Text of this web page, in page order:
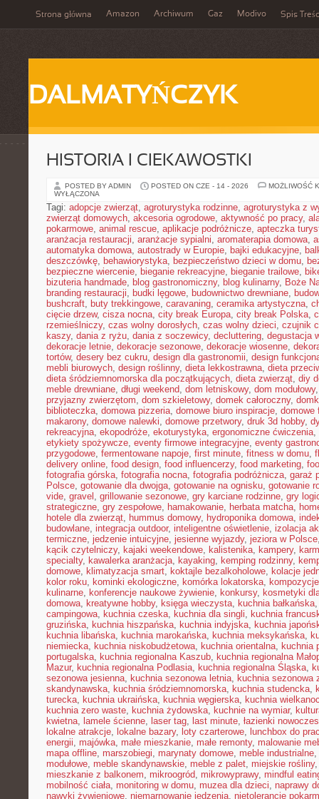
Strona główna Amazon Archiwum Gaz Modivo Spis
DALMATYŃCZYK
HISTORIA I CIEKAWOSTKI
POSTED BY ADMIN POSTED ON CZE - 14 - 2026
MOŻLIWOŚĆ
WYŁĄCZONA
Tagi: adopcje zwierząt, agroturystyka rodzinne, agroturystyka z
zwierząt domowych, akcesoria ogrodowe, aktywność po pracy,
pokarmowe, animal rescue, aplikacje podróżnicze, apteczka
aranżacja restauracji, aranżacje sypialni, aromaterapia domowa,
automatyka domowa, autostrady w Europie, bajki edukacyjne,
deszczówkę, behawiorystyka, bezpieczeństwo dzieci w domu,
bezpieczne wiercenie, bieganie rekreacyjne, bieganie trailowe,
bizuteria handmade, blog gastronomiczny, blog kulinarny, Boże
branding restauracji, budki lęgowe, budownictwo drewniane,
bushcraft, buty trekkingowe, caravaning, ceramika artystyczna,
cięcie drzew, cisza nocna, city break Europa, city break Polska,
rzemieślniczy, czas wolny dorosłych, czas wolny dzieci, czujnik
kaszy, dania z ryżu, dania z soczewicy, decluttering, degustacja
dekoracje letnie, dekoracje sezonowe, dekoracje wiosenne,
tortów, desery bez cukru, design dla gastronomii, design
mebli biurowych, design roślinny, dieta lekkostrawna, dieta
dieta śródziemnomorska dla początkujących, dieta zwierząt, diy
meble drewniane, długi weekend, dom letniskowy, dom modułowy
przyjazny zwierzętom, dom szkieletowy, domek całoroczny,
biblioteczka, domowa pizzeria, domowe biuro inspiracje, domowe
makarony, domowe nalewki, domowe przetwory, druk 3d hobby,
rekreacyjna, ekopodróże, ekoturystyka, ergonomiczne ćwiczenia,
etykiety spożywcze, eventy firmowe integracyjne, eventy
przygodowe, fermentowane napoje, first minute, fitness w domu,
delivery online, food design, food influencerzy, food marketing,
fotografia górska, fotografia nocna, fotografia podróżnicza, garaż
Polsce, gotowanie dla dwojga, gotowanie na ognisku, gotowanie
vide, gravel , grillowanie sezonowe, gry karciane rodzinne, gry
strategiczne, gry zespołowe, hamakowanie, herbata matcha,
hotele dla zwierząt, hummus domowy, hydroponika domowa,
budowlane, integracja outdoor, inteligentne oświetlenie, izolacja
termiczne, jedzenie intuicyjne, jesienne wyjazdy, jeziora w Polsce
kącik czytelniczy, kajaki weekendowe, kalistenika, kampery,
specialty, kawalerka aranżacja, kayaking, kemping rodzinny,
domowe, klimatyzacja smart, koktajle bezalkoholowe, kolacje
kolor roku, kominki ekologiczne, komórka lokatorska,
kulinarne, konferencje naukowe żywienie, konkursy, kosmetyki
domowa, kreatywne hobby, księga wieczysta, kuchnia bałkańska
campingowa, kuchnia czeska, kuchnia dla singli, kuchnia
gruzińska, kuchnia hiszpańska, kuchnia indyjska, kuchnia
kuchnia libańska, kuchnia marokańska, kuchnia meksykańska,
niemiecka, kuchnia niskobudżetowa, kuchnia orientalna, kuchnia
portugalska, kuchnia regionalna Kaszub, kuchnia regionalna
Mazur, kuchnia regionalna Podlasia, kuchnia regionalna Śląska,
sezonowa jesienna, kuchnia sezonowa letnia, kuchnia sezonowa
skandynawska, kuchnia śródziemnomorska, kuchnia studencka,
turecka, kuchnia ukraińska, kuchnia węgierska, kuchnia
kuchnia zero waste, kuchnia żydowska, kuchnie na wymiar,
kwietna, lamele ścienne, laser tag, last minute, łazienki
lokalne atrakcje, lokalne bazary, loty czarterowe, lunchbox do
energii, majówka, małe mieszkanie, małe remonty, malowanie
mapa offline, marszobiegi, marynaty domowe, meble industrialne,
modułowe, meble skandynawskie, meble z palet, miejskie rośliny
mieszkanie z balkonem, mikroogród, mikrowyprawy, mindful
mobilność ciała, monitoring w domu, muzea dla dzieci, naprawy
nawyki żywieniowe, niemarnowanie jedzenia, nietolerancje